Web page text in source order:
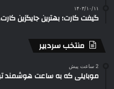
۱۴۰۳/۱۰/۱۱
گیفت کارت؛ بهترین جایگزین
منتخب سردبیر
2 ساعت پیش
موبایلی که به ساعت هوشمند